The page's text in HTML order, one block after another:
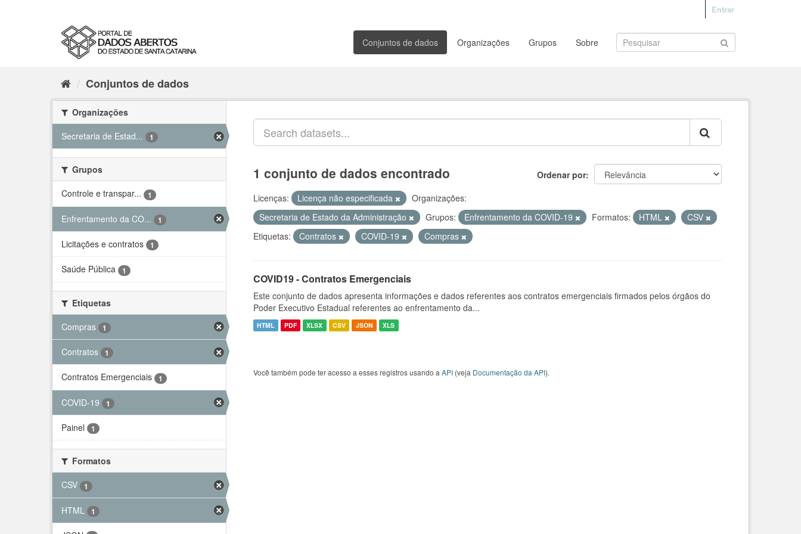
Entrar
Conjuntos de dados Organizações Grupos Sobre
Conjuntos de dados
Organizações
Secretaria de Estad...
1
Grupos
Controle e transpar...
1
Enfrentamento da CO... 1
Licitações e contratos 1
Saúde Pública 1
Etiquetas
Compras
1
Contratos 1
Contratos Emergenciais 1
COVID-19 1
Painel 1
Formatos
CSV
1
HTML 1
Ordenar por
1 conjunto de dados encontrado
Licenças: Licença não especificada
Organizações:
Secretaria de Estado da Administração
Grupos: Enfrentamento da COVID-19 Formatos: HTML
CSV
Etiquetas:
Contratos COVID-19 Compras
COVID19 - Contratos Emergenciais
Este conjunto de dados apresenta informações e dados referentes aos contratos emergenciais firmados pelos órgãos do
Poder Executivo Estadual referentes ao enfrentamento da...
HTML PDF XLSX CSV JSON XLS
Você também pode ter acesso a esses registros usando a API (veja Documentação da API).